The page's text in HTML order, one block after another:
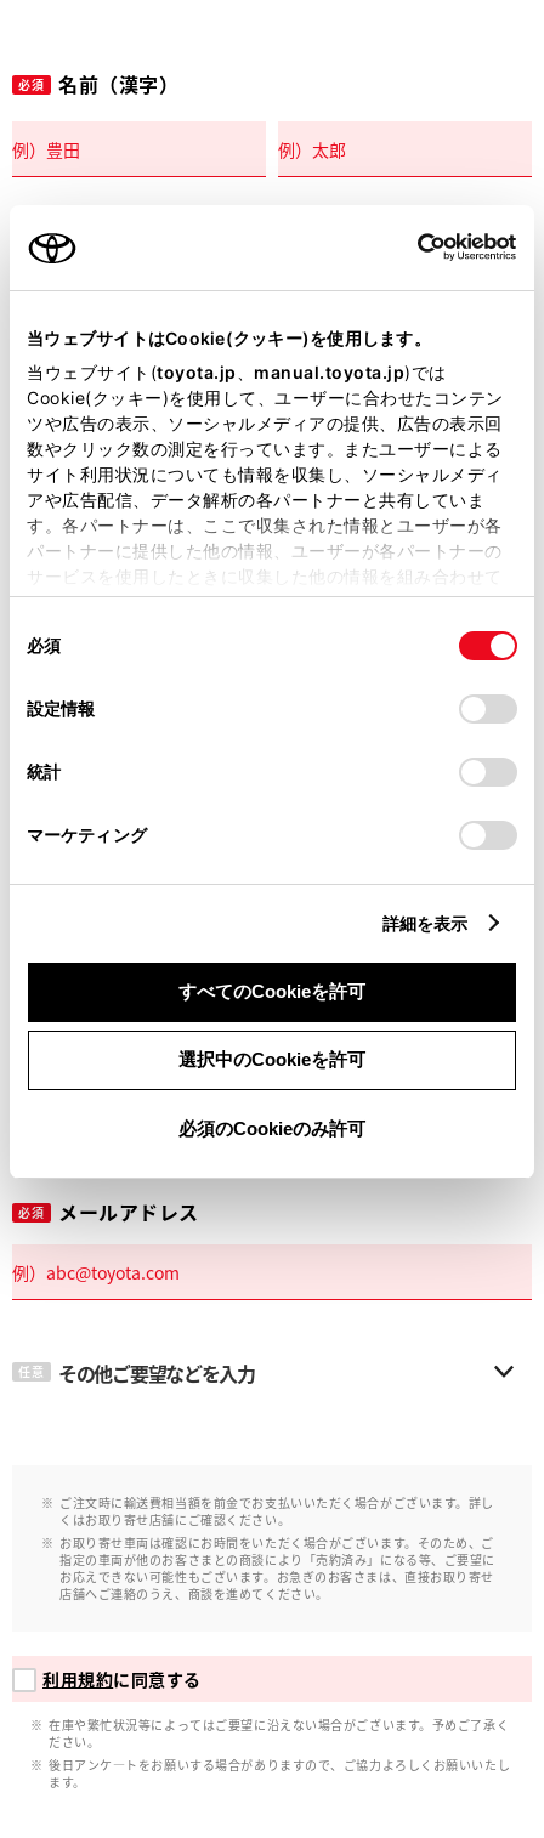
当ウェブサイトはCookie(クッキー)を使用します。
当ウェブサイト(toyota.jp manual.toyota.jp)では
Cookie(クッキー)を使用して、ユーザーに合わせたコンテン
ツや広告の表示、ソーシャルメディアの提供、広告の表示回
数やクリック数の測定を行っています。またユーザーによる
サイト利用状況についても情報を収集し、ソーシャルメディ
アや広告配信、データ解析の各パートナーと共有していま
す。各パートナーは、ここで収集された情報とユーザーが各
パートナーに提供した他の情報、ユーザーが各パートナーの
サービスを使用したときに収集した他の情報を組み合わせて
使用することがあります。当ウェブサイトの使用を続行する
デバイスにすべてのCookie(クッキー)が保存されることに同
意したことになります。Cookie(クッキー)のオプトアウト、
設定の変更、同意を撤回したりするにあたっては、当社の
「Cookie（クッキー）情報の取り扱いについて
」をご覧くだ
必須
設定情報
統計
マーケティング
詳細を表示
すべてのCookieを許可
選択中のCookieを許可
必須のCookieのみ許可
必須 名前（漢字）
必須 名前（カナ）
必須 郵便番号
住所自動入力
必須 都道府県
必須 市区町村名
丁目番地
必須 メールアドレス
任意 その他ご要望などを入力
ご注文時に輸送費相当額を前金でお支払いいただく場合がございます。詳し
くはお取り寄せ店舗にご確認ください。
お取り寄せ車両は確認にお時間をいただく場合がございます。そのため、ご
指定の車両が他のお客さまとの商談により「売約済み」になる等、ご要望に
お応えできない可能性もございます。お急ぎのお客さまは、直接お取り寄せ
店舗へご連絡のうえ、商談を進めてください。
利用規約に同意する
在庫や繁忙状況等によってはご要望に沿えない場合がございます。予めご了承く
ださい。
後日アンケ―トをお願いする場合がありますので、ご協力よろしくお願いいたし
ます。